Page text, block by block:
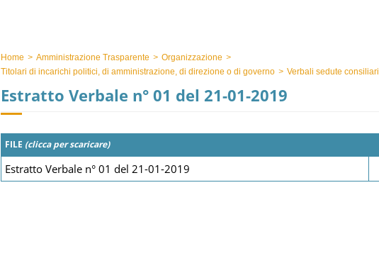
Home > Amministrazione Trasparente > Organizzazione >
Titolari di incarichi politici, di amministrazione, di direzione o di governo > Verbali sedute consiliari
Estratto Verbale n° 01 del 21-01-2019
FILE (clicca per scaricare)
Estratto Verbale n° 01 del 21-01-2019